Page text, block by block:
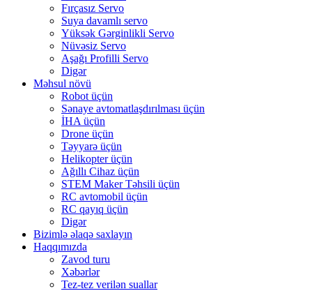
Fırçasız Servo
Suya davamlı servo
Yüksək Gərginlikli Servo
Nüvəsiz Servo
Aşağı Profilli Servo
Digər
Məhsul növü
Robot üçün
Sənaye avtomatlaşdırılması üçün
İHA üçün
Drone üçün
Təyyarə üçün
Helikopter üçün
Ağıllı Cihaz üçün
STEM Maker Təhsili üçün
RC avtomobil üçün
RC qayıq üçün
Digər
Bizimlə əlaqə saxlayın
Haqqımızda
Zavod turu
Xəbərlər
Tez-tez verilən suallar